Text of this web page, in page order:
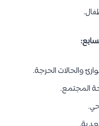
والحالات الحرجة.
المجتمع.